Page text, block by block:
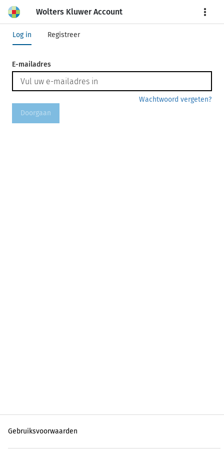
Wolters Kluwer Account More
Log in Registreer
E-mailadres
Wachtwoord vergeten?
Doorgaan
Gebruiksvoorwaarden